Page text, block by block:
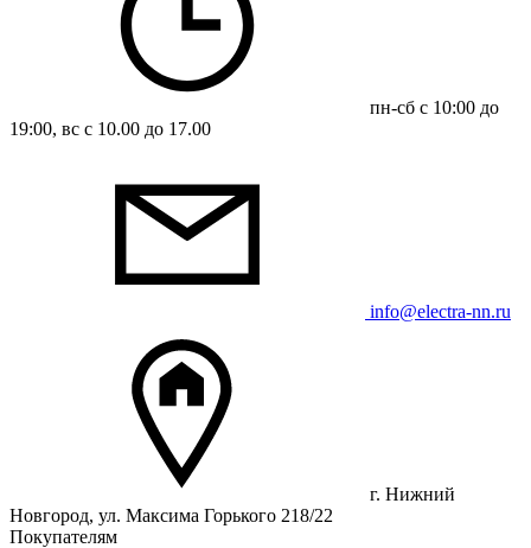
пн-сб с 10:00 до
19:00, вс с 10.00 до 17.00
info@electra-nn.ru
г. Нижний
Новгород, ул. Максима Горького 218/22
Покупателям